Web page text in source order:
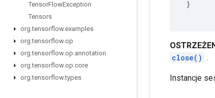
TensorFlowException
Tensors
org.tensorflow.examples
org.tensorflow.op
org.tensorflow.op.annotation
org.tensorflow.op.core
org.tensorflow.types
}
close() .
Instancje